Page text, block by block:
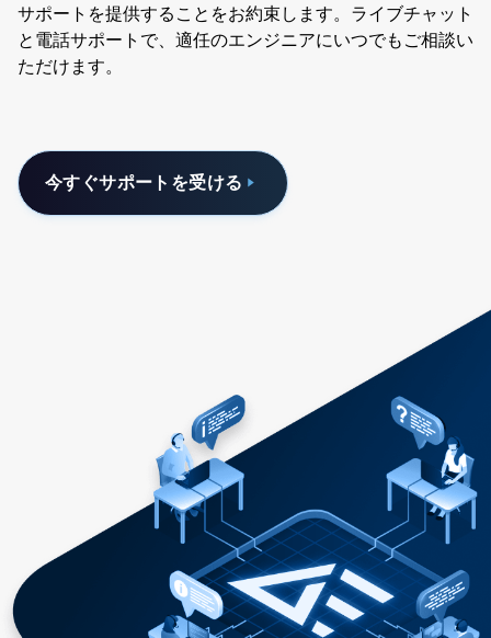
サポートを提供することをお約束します。ライブチャット
と電話サポートで、適任のエンジニアにいつでもご相談い
ただけます。
今すぐサポートを受ける